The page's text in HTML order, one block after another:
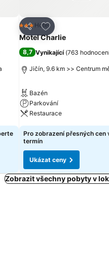
hotelů
Sdílet
Přidat na seznam
3 Počet hvězdiček
Hotel
Motel Charlie
8,7 Vynikající (763
Jičín, 9.6 km >> Centrum
Bazén
Parkování
Restaurace
Pro zobrazení přesných cen
termín
Ukázat ceny
Zobrazit všechny pobyty v